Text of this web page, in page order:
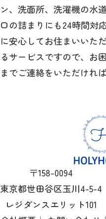
ン、洗面所、洗濯機の水
口の詰まりにも24時間対
に安心してお住まいいた
るサービスですので、お
までご連絡をいただけれ
〒158-0094
東京都世田谷区玉川4-5-4
レジダンスエリット101